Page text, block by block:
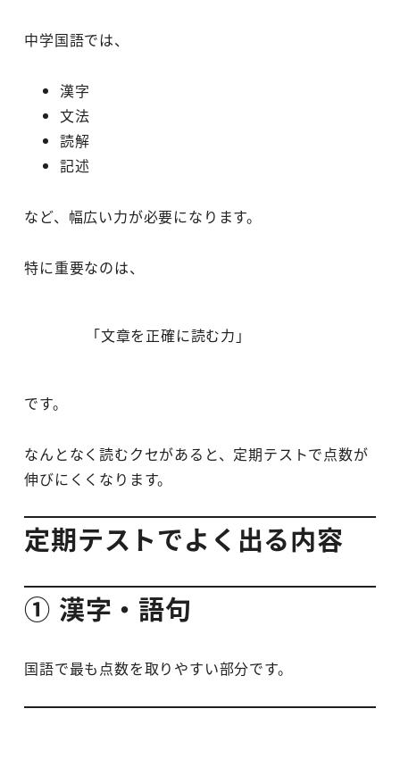
中学国語では、
漢字
文法
読解
記述
など、幅広い力が必要になります。
特に重要なのは、
「文章を正確に読む力」
です。
なんとなく読むクセがあると、定期テストで点数が
伸びにくくなります。
定期テストでよく出る内容
① 漢字・語句
国語で最も点数を取りやすい部分です。